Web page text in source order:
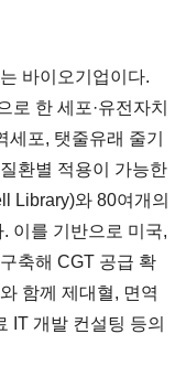
바이오기업이다.
로 한 세포·유전자치
세포, 탯줄유래 줄기
환별 적용이 가능한
Library)와 80여개의
이를 기반으로 미국,
축해 CGT 공급 확
함께 제대혈, 면역
IT 개발 컨설팅 등의